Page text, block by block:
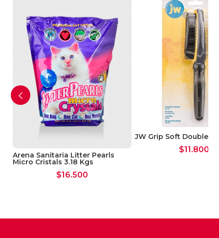
Arena Sanitaria Litter Pearls
Micro Cristals 3.18 Kgs
$16.500
JW Grip Soft Double
$11.800